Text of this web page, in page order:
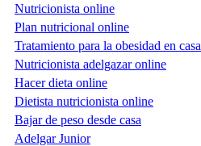
Nutricionista online
Plan nutricional online
Tratamiento para la obesidad en casa
Nutricionista adelgazar online
Hacer dieta online
Dietista nutricionista online
Bajar de peso desde casa
Adelgar Junior